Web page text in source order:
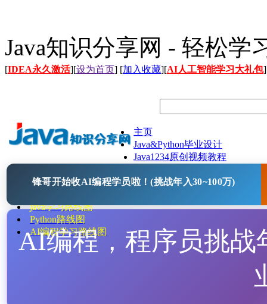
Java知识分享网 - 轻松学
[IDEA永久激活][设为首页] [加入收藏][AI人工智能学习大礼包]
主页
Java&Python毕业设计
Java1234原创视频教程
Java开源项目
java学习路线图
Python路线图
AI编程学习路线图
锋哥开始收AI编程学员啦！(挑战年入30~100万)
AI编程，程序员挑战